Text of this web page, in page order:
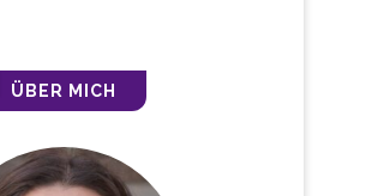
ÜBER MICH